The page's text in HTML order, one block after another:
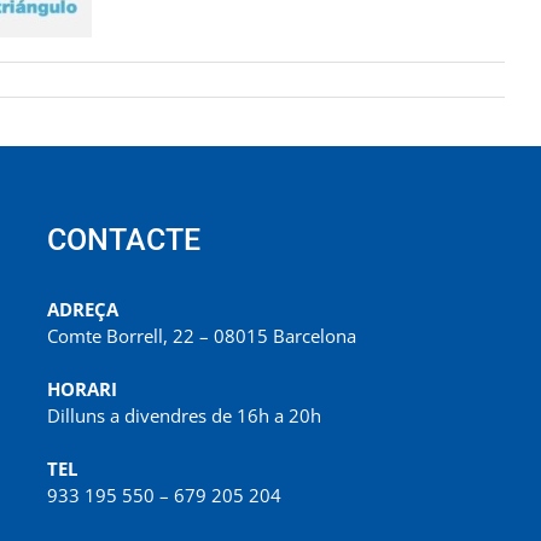
CONTACTE
ADREÇA
Comte Borrell, 22 – 08015 Barcelona
HORARI
Dilluns a divendres de 16h a 20h
TEL
933 195 550 – 679 205 204